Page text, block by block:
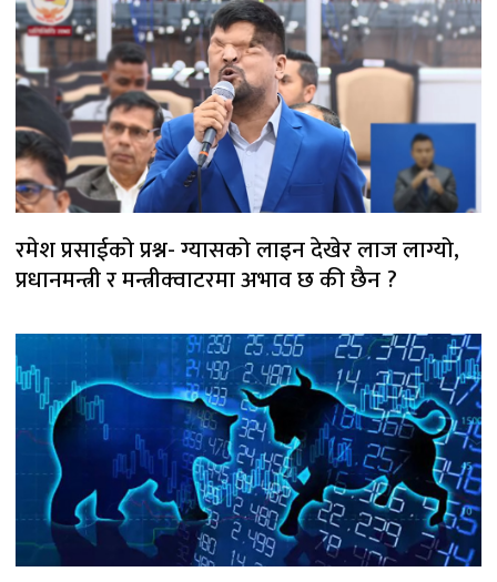
रमेश प्रसाईको प्रश्न- ग्यासको लाइन देखेर लाज लाग्यो,
प्रधानमन्त्री र मन्त्रीक्वाटरमा अभाव छ की छैन ?